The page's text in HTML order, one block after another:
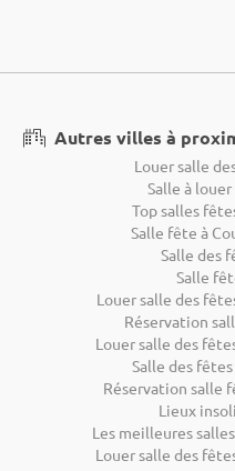
Autres villes à
Louer salle
Salle à
Top salles
Salle fête à
Salle des
Salle
Louer salle des
Réservation
Louer salle des
Salle des fêtes
Réservation salle
Lieux
Les meilleures
Louer salle des